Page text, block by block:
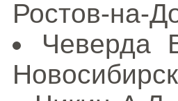
Ростов-на-
Новосибирск